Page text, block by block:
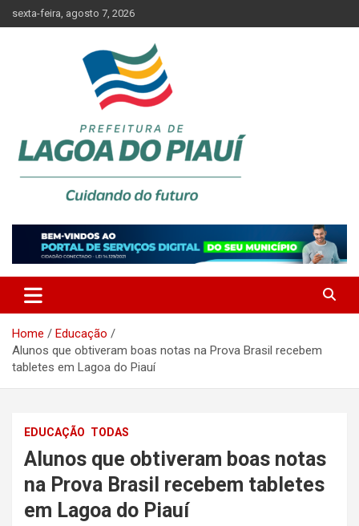
to
sexta-feira, agosto 7, 2026
PREFEITURA DE LAGOA DO
PIAUÍ
Home
Educação
Alunos que obtiveram boas notas na Prova Brasil recebem
tabletes em Lagoa do Piauí
EDUCAÇÃO TODAS
Alunos que obtiveram boas notas
na Prova Brasil recebem tabletes
em Lagoa do Piauí